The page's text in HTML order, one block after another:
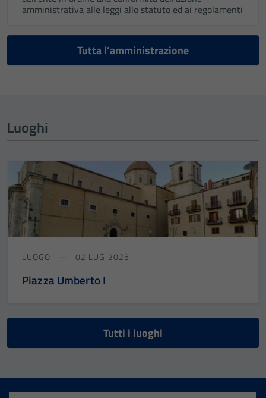
amministrativa alle leggi allo statuto ed ai regolamenti
Tutta l’amministrazione
Luoghi
LUOGO 02 LUG 2025
Piazza Umberto I
Tutti i luoghi